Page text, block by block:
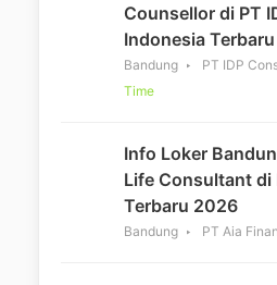
Counsellor di PT
Indonesia
Bandung PT IDP
Time
Info Loker
Life Consultant di
Terbaru 2026
Bandung PT Aia